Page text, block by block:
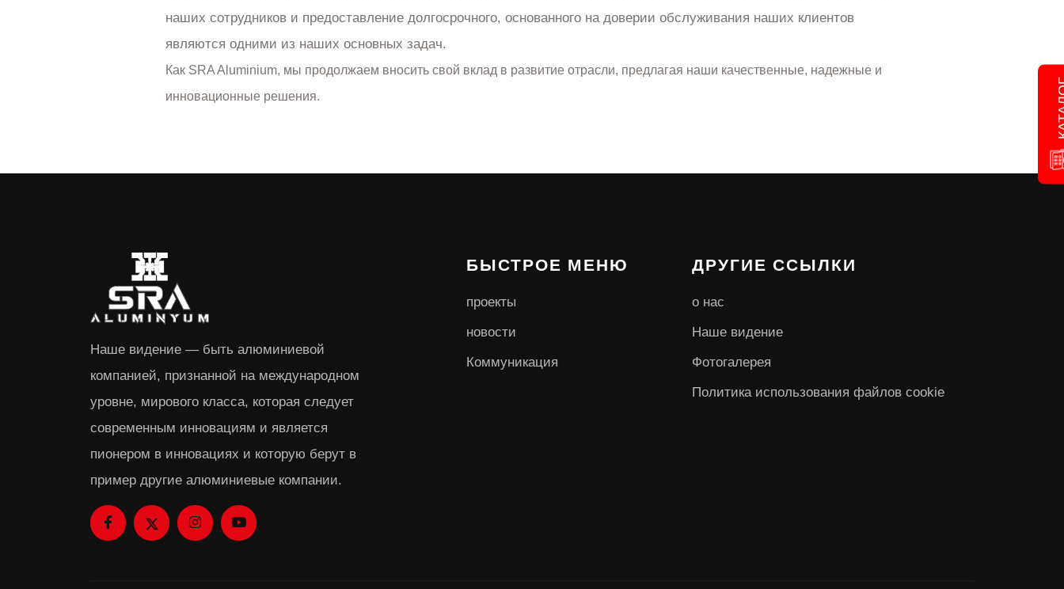
наших сотрудников и предоставление долгосрочного, основанного на доверии обслуживания наших клиентов
являются одними из наших основных задач.
Как SRA Aluminium, мы продолжаем вносить свой вклад в развитие отрасли, предлагая наши качественные, надежные и
инновационные решения.
Наше видение — быть алюминиевой
компанией, признанной на международном
уровне, мирового класса, которая следует
современным инновациям и является
пионером в инновациях и которую берут в
пример другие алюминиевые компании.
БЫСТРОЕ МЕНЮ
проекты
новости
Коммуникация
ДРУГИЕ ССЫЛКИ
о нас
Наше видение
Фотогалерея
Политика использования файлов cookie